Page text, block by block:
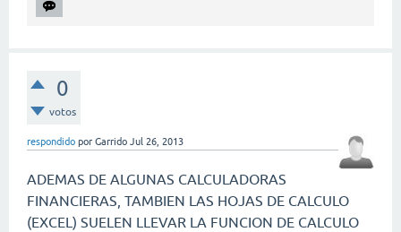
0
votos
respondido por Garrido Jul 26, 2013
ADEMAS DE ALGUNAS CALCULADORAS
FINANCIERAS, TAMBIEN LAS HOJAS DE CALCULO
(EXCEL) SUELEN LLEVAR LA FUNCION DE CALCULO